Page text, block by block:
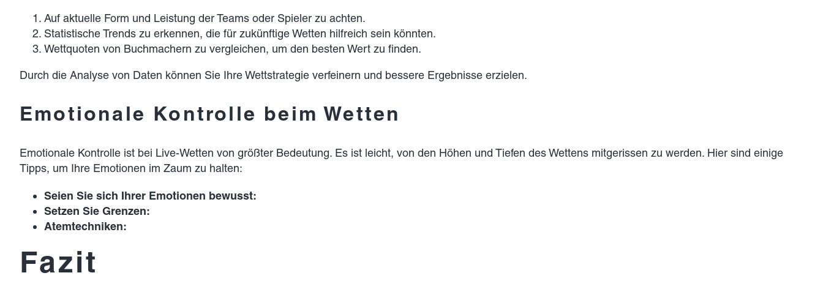
Auf aktuelle Form und Leistung der Teams oder Spieler zu achten.
Statistische Trends zu erkennen, die für zukünftige Wetten hilfreich sein könnten.
Wettquoten von Buchmachern zu vergleichen, um den besten Wert zu finden.
Durch die Analyse von Daten können Sie Ihre Wettstrategie verfeinern und bessere Ergebnisse erzielen.
Emotionale Kontrolle beim Wetten
Emotionale Kontrolle ist bei Live-Wetten von größter Bedeutung. Es ist leicht, von den Höhen und Tiefen des Wettens mitgerissen zu werden. Hier sind einige
Tipps, um Ihre Emotionen im Zaum zu halten:
Seien Sie sich Ihrer Emotionen bewusst:
Setzen Sie Grenzen:
Atemtechniken:
Fazit